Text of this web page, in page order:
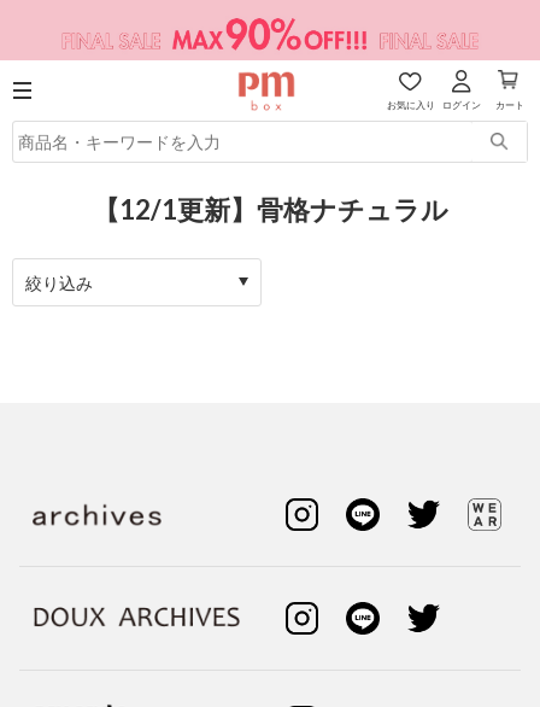
お気に入り ログイン カート
【12/1更新】骨格ナチュラル
絞り込み